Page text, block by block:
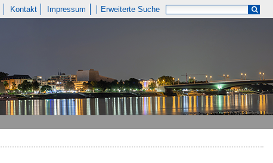
Kontakt Impressum Erweiterte Suche